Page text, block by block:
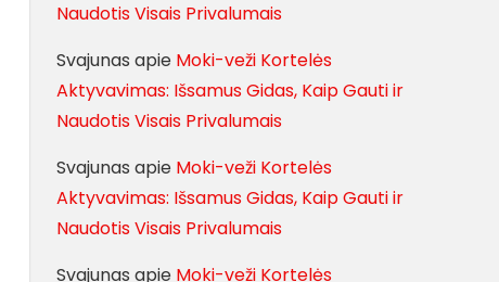
Naudotis Visais Privalumais
Svajunas apie Moki-veži Kortelės
Aktyvavimas: Išsamus Gidas, Kaip Gauti ir
Naudotis Visais Privalumais
Svajunas apie Moki-veži Kortelės
Aktyvavimas: Išsamus Gidas, Kaip Gauti ir
Naudotis Visais Privalumais
Svajunas apie Moki-veži Kortelės